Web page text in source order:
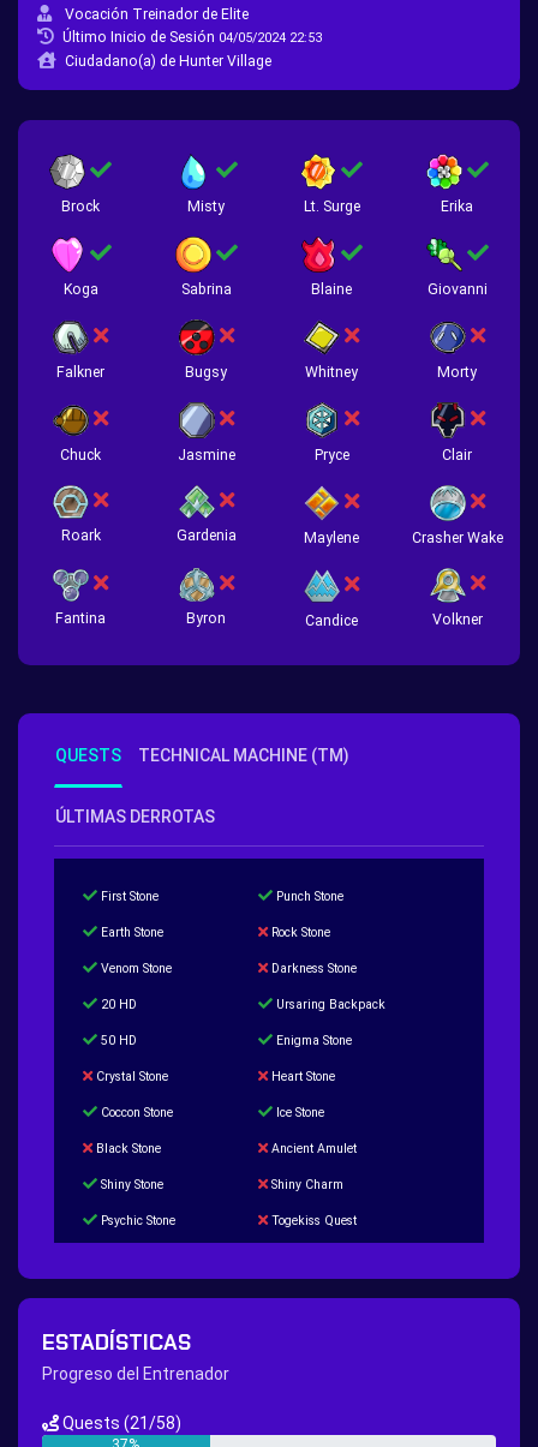
Vocación Treinador de Elite
Último Inicio de Sesión 04/05/2024 22:53
Ciudadano(a) de Hunter Village
Brock Misty Lt. Surge Erika
Koga Sabrina Blaine Giovanni
Falkner Bugsy Whitney Morty
Chuck Jasmine Pryce Clair
Roark Gardenia Maylene Crasher Wake
Fantina Byron Candice Volkner
QUESTS TECHNICAL MACHINE (TM)
ÚLTIMAS DERROTAS
First Stone Punch Stone
Earth Stone Rock Stone
Venom Stone Darkness Stone
20 HD Ursaring Backpack
50 HD Enigma Stone
Crystal Stone Heart Stone
Coccon Stone Ice Stone
Black Stone Ancient Amulet
Shiny Stone Shiny Charm
Psychic Stone Togekiss Quest
200 Great Ball Quest
Hippie Outfit Quest
New Continent Quest pt.1 New Continent Quest pt.2
ESTADÍSTICAS
Progreso del Entrenador
Quests (21/58)